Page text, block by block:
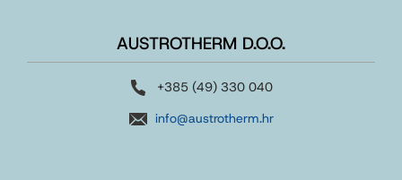
AUSTROTHERM D.O.O.
+385 (49) 330 040
info@austrotherm.hr